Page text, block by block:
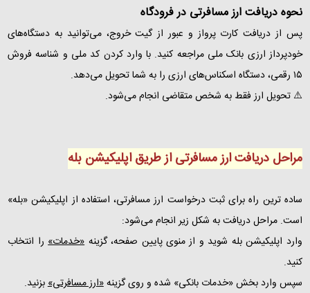
نحوه دریافت ارز مسافرتی در فرودگاه
پس از دریافت کارت پرواز و عبور از گیت خروج، می‌توانید به دستگاه‌های
خودپرداز ارزی بانک ملی مراجعه کنید. با وارد کردن کد ملی و شناسه فروش
۱۵ رقمی، دستگاه اسکناس‌های ارزی را به شما تحویل می‌دهد.
⚠️ تحویل ارز فقط به شخص متقاضی انجام می‌شود.
مراحل دریافت ارز مسافرتی از طریق اپلیکیشن بله
ساده‌ ترین راه برای ثبت درخواست ارز مسافرتی، استفاده از اپلیکیشن «بله»
است. مراحل دریافت به شکل زیر انجام می‌شود:
وارد اپلیکیشن بله شوید و از منوی پایین صفحه، گزینه«خدمات»را انتخاب
کنید.
سپس وارد بخش «خدمات بانکی» شده و روی گزینه«ارز مسافرتی»بزنید.